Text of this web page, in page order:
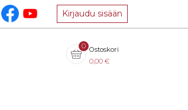
Kirjaudu sisään
0 Ostoskori
0,00 €